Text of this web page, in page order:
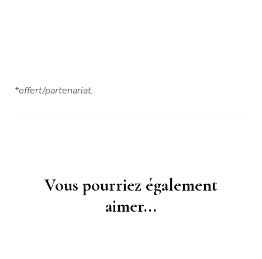
*offert/partenariat.
Navigation
Vous pourriez également
aimer...